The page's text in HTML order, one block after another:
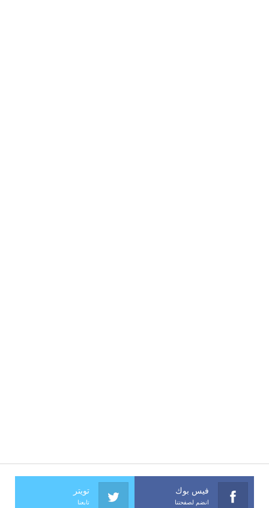
فيس بوك
انضم لصفحتنا
تويتر
تابعنا